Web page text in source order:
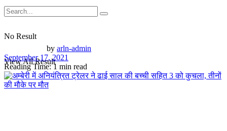
No Result
View All Result
by arln-admin
September 17, 2021
Reading Time: 1 min read